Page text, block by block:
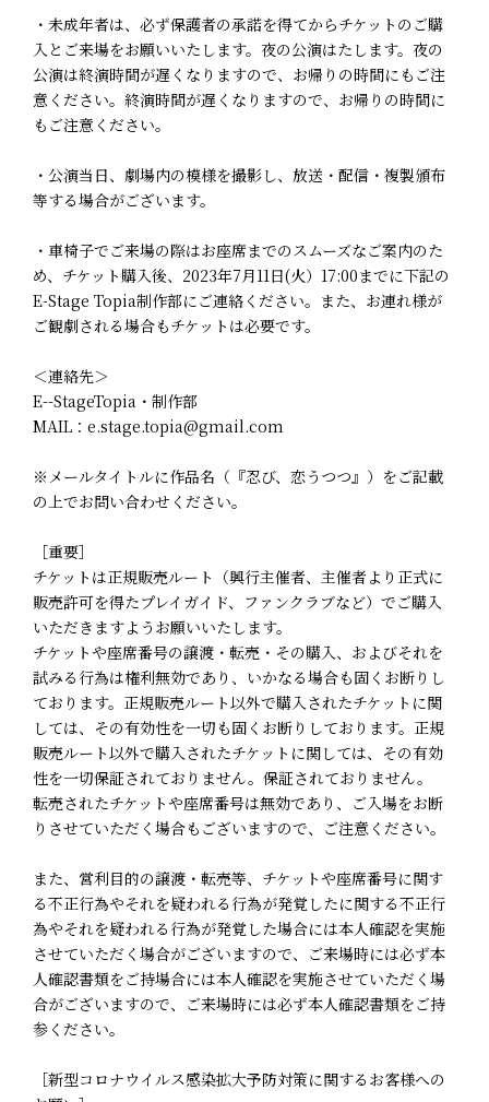
・未成年者は、必ず保護者の承諾を得てからチケットのご購
入とご来場をお願いいたします。夜の公演はたします。夜の
公演は終演時間が遅くなりますので、お帰りの時間にもご注
意ください。終演時間が遅くなりますので、お帰りの時間に
もご注意ください。
・公演当日、劇場内の模様を撮影し、放送・配信・複製頒布
等する場合がございます。
・車椅子でご来場の際はお座席までのスムーズなご案内のた
め、チケット購入後、2023年7月11日(火）17:00までに下記の
E-Stage Topia制作部にご連絡ください。また、お連れ様が
ご観劇される場合もチケットは必要です。
＜連絡先＞
E--StageTopia・制作部
MAIL：e.stage.topia@gmail.com
※メールタイトルに作品名（『忍び、恋うつつ』）をご記載
の上でお問い合わせください。
［重要］
チケットは正規販売ルート（興行主催者、主催者より正式に
販売許可を得たプレイガイド、ファンクラブなど）でご購入
いただきますようお願いいたします。
チケットや座席番号の譲渡・転売・その購入、およびそれを
試みる行為は権利無効であり、いかなる場合も固くお断りし
ております。正規販売ルート以外で購入されたチケットに関
しては、その有効性を一切も固くお断りしております。正規
販売ルート以外で購入されたチケットに関しては、その有効
性を一切保証されておりません。保証されておりません。
転売されたチケットや座席番号は無効であり、ご入場をお断
りさせていただく場合もございますので、ご注意ください。
また、営利目的の譲渡・転売等、チケットや座席番号に関す
る不正行為やそれを疑われる行為が発覚したに関する不正行
為やそれを疑われる行為が発覚した場合には本人確認を実施
させていただく場合がございますので、ご来場時には必ず本
人確認書類をご持場合には本人確認を実施させていただく場
合がございますので、ご来場時には必ず本人確認書類をご持
参ください。
［新型コロナウイルス感染拡大予防対策に関するお客様への